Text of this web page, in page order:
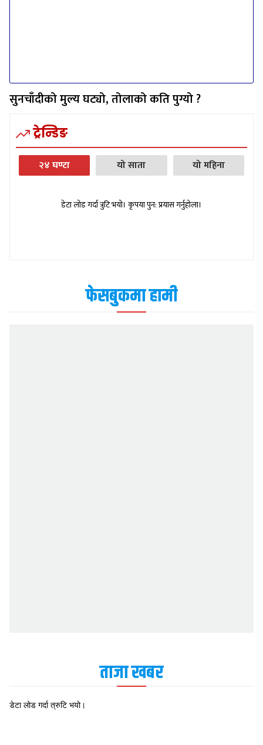
सुनचाँदीको मुल्य घट्यो, तोलाको कति पुग्यो ?
ट्रेन्डिङ
२४ घण्टा यो साता यो महिना
डेटा लोड गर्दा त्रुटि भयो। कृपया पुन: प्रयास गर्नुहोला।
फेसबुकमा हामी
ताजा खबर
डेटा लोड गर्दा त्रुटि भयो।